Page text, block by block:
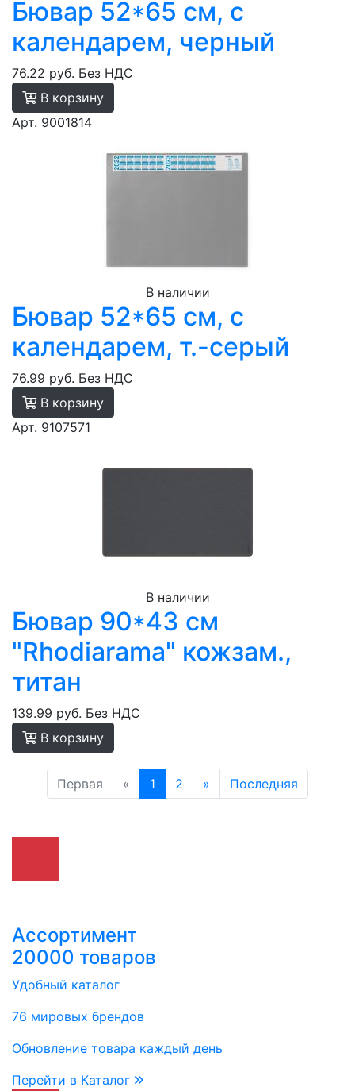
Бювар 52*65 см, с
календарем, черный
76.22 руб. Без НДС
В корзину
Арт. 9001814
В наличии
Бювар 52*65 см, с
календарем, т.-серый
76.99 руб. Без НДС
В корзину
Арт. 9107571
В наличии
Бювар 90*43 см
"Rhodiarama" кожзам.,
титан
139.99 руб. Без НДС
В корзину
Первая « 1 2 » Последняя
Ассортимент
20000 товаров
Удобный каталог
76 мировых брендов
Обновление товара каждый день
Перейти в Каталог